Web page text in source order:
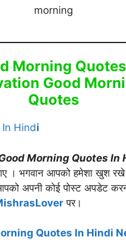
morning
Morning Quotes |
Good
Quotes
Hindi
Morning Quotes In
। भगवान आपको हमेशा खुश रखे
अपनी कोई पोस्ट अपडेट
पर।
Quotes In Hindi